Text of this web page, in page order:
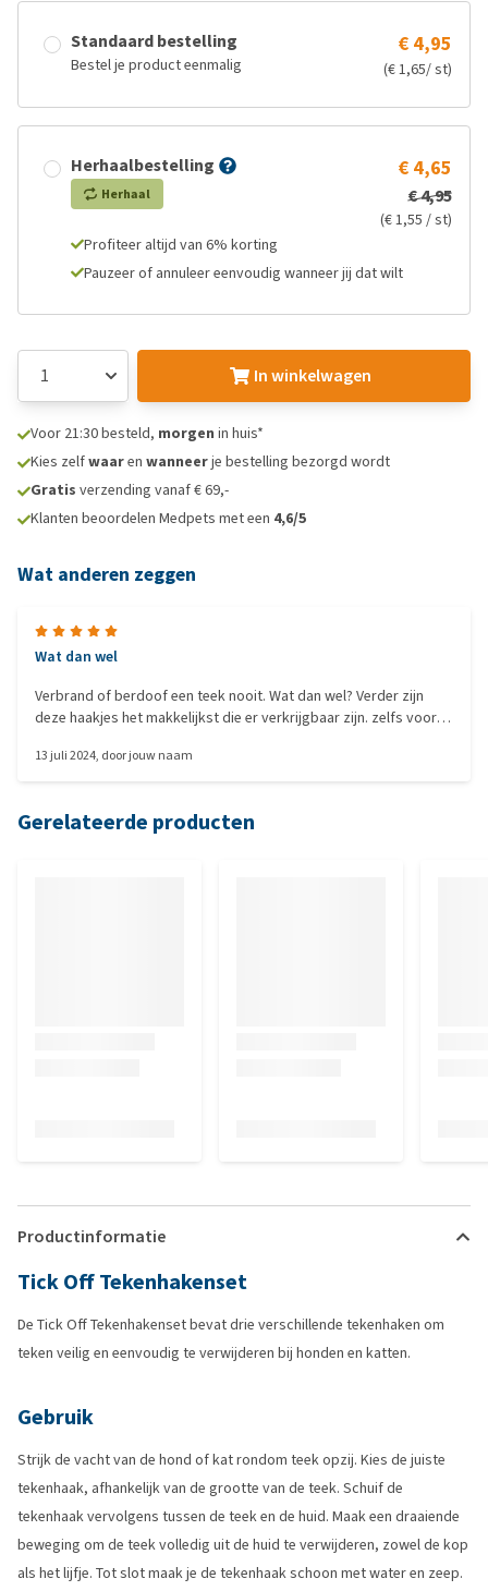
Standaard bestelling
Bestel je product eenmalig
€ 4,95
(€ 1,65/ st)
Herhaalbestelling
Herhaal
€ 4,65
€ 4,95
(€ 1,55 / st)
Profiteer altijd van 6% korting
Pauzeer of annuleer eenvoudig wanneer jij dat wilt
In winkelwagen
Voor 21:30 besteld, morgen in huis*
Kies zelfwaaren wanneerje bestelling bezorgd wordt
Gratis verzending vanaf € 69,-
Klanten beoordelen Medpets met een 4,6/5
Wat anderen zeggen
Wat dan wel
Verbrand of berdoof een teek nooit. Wat dan wel? Verder zijn
deze haakjes het makkelijkst die er verkrijgbaar zijn. zelfs voor
13 juli 2024, doorjouw naam
Gerelateerde producten
Productinformatie
Tick Off Tekenhakenset
De Tick Off Tekenhakenset bevat drie verschillende tekenhaken om
teken veilig en eenvoudig te verwijderen bij honden en katten.
Gebruik
Strijk de vacht van de hond of kat rondom teek opzij. Kies de juiste
tekenhaak, afhankelijk van de grootte van de teek. Schuif de
tekenhaak vervolgens tussen de teek en de huid. Maak een draaiende
beweging om de teek volledig uit de huid te verwijderen, zowel de kop
als het lijfje. Tot slot maak je de tekenhaak schoon met water en zeep.